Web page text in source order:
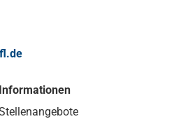
.de
Informationen